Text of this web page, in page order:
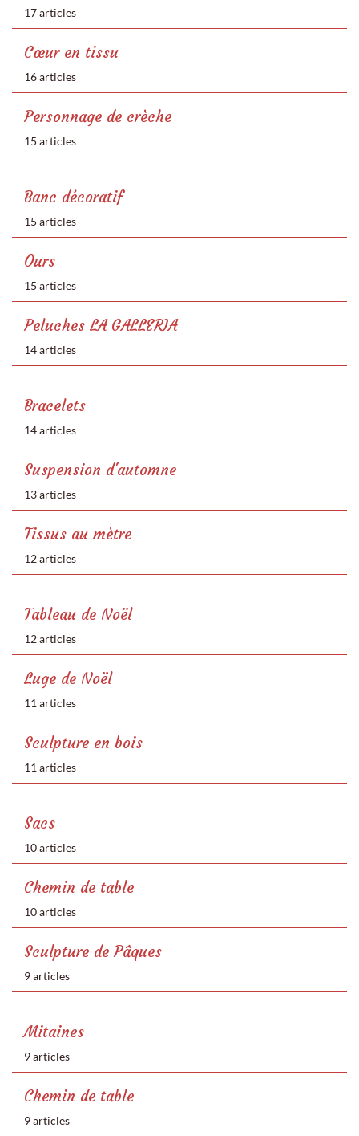
17 articles
Cœur en tissu
16 articles
Personnage de crèche
15 articles
Banc décoratif
15 articles
Ours
15 articles
Peluches LA GALLERIA
14 articles
Bracelets
14 articles
Suspension d'automne
13 articles
Tissus au mètre
12 articles
Tableau de Noël
12 articles
Luge de Noël
11 articles
Sculpture en bois
11 articles
Sacs
10 articles
Chemin de table
10 articles
Sculpture de Pâques
9 articles
Mitaines
9 articles
Chemin de table
9 articles